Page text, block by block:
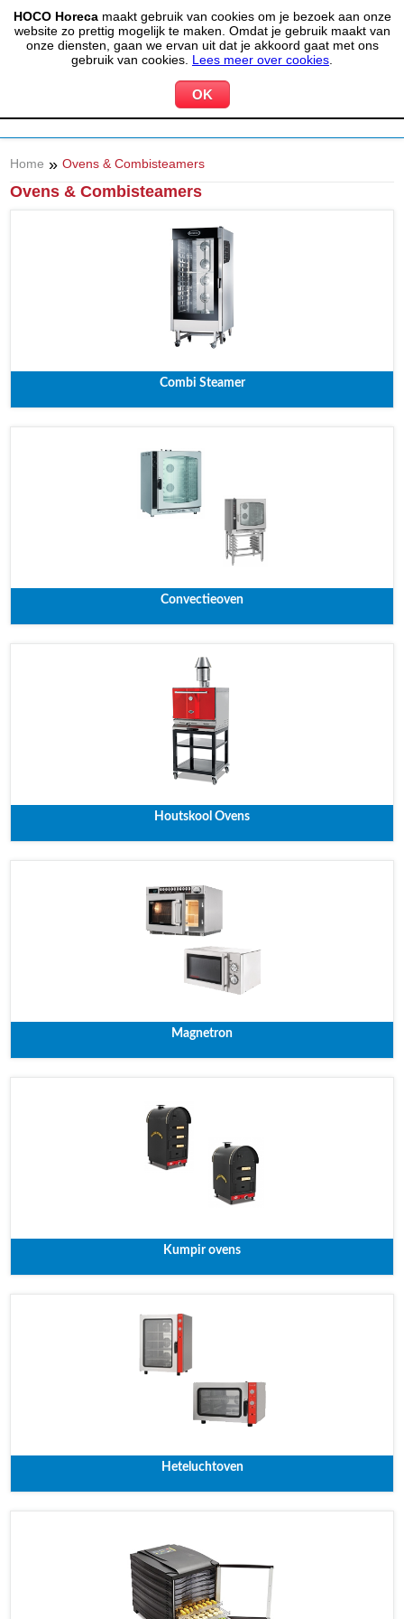
HOCO Horecamaakt gebruik van cookies om je bezoek aan onze
website zo prettig mogelijk te maken. Omdat je gebruik maakt van
onze diensten, gaan we ervan uit dat je akkoord gaat met ons
gebruik van cookies. Lees meer over cookies
(020) 497 6325 info@hocohoreca.nl
MIJN ACCOUNT 0 WINKELWAGEN
Home » Ovens & Combisteamers
Ovens & Combisteamers
Combi Steamer
Convectieoven
Houtskool Ovens
Magnetron
Kumpir ovens
Heteluchtoven